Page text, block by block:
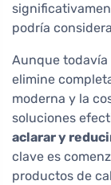
podría
Aunque todavía
elimine
moderna y la
soluciones
aclarar y
clave es
productos de